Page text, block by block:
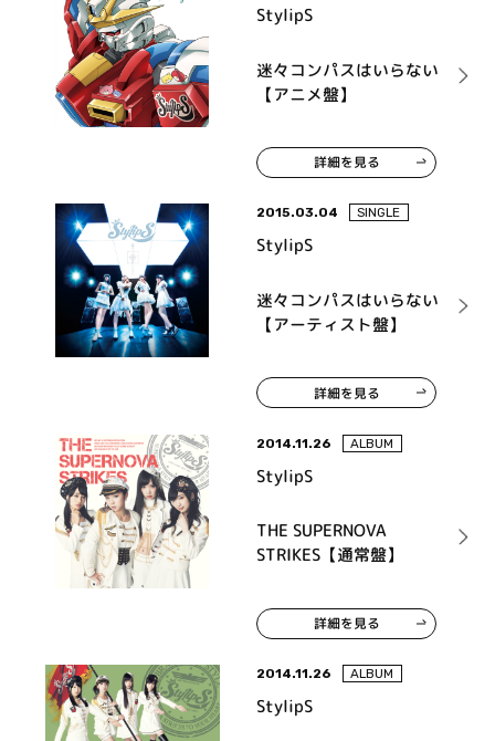
StylipS
迷々コンパスはいらない
【アニメ盤】
詳細を見る
2015.03.04 SINGLE
StylipS
迷々コンパスはいらない
【アーティスト盤】
詳細を見る
2014.11.26 ALBUM
StylipS
THE SUPERNOVA
STRIKES【通常盤】
詳細を見る
2014.11.26 ALBUM
StylipS